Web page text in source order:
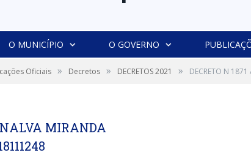
O MUNICÍPIO O GOVERNO
Oficiais » Decretos » DECRETOS 2021 » DECRETO N
MIRANDA